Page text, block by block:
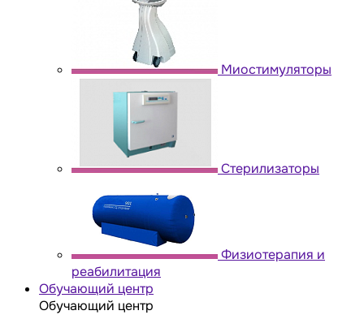
Миостимуляторы
Стерилизаторы
Физиотерапия и
реабилитация
Обучающий центр
Обучающий центр